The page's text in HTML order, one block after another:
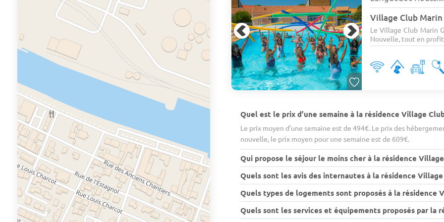
Village Club
Le Village Club Marin
Nouvelle, tout en
Quel est le prix d’une semaine à la résidence Village
Le prix moyen d’une semaine est de 494€. Le prix des
nouvelle, le prix moyen pour une semaine est de 609€.
Qui propose le séjour le moins cher à la résidence
Quels sont les avis des internautes à la résidence
Quels types de logements sont proposés à la résidence
Quels sont les services et équipements proposés par la